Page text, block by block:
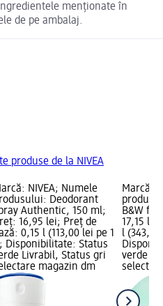
menționate în
de pe ambalaj.
produse de la NIVEA
NIVEA; Numele
Deodorant
Authentic, 150 ml;
16,95 lei; Preț de
0,15 l (113,00 lei pe 1
Disponibilitate: Status
Livrabil, Status gri
magazin dm
Marcă:
B&W
17,15
l
verde